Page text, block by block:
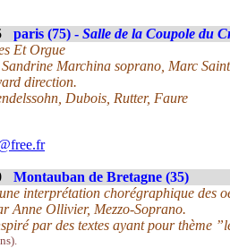
paris (75) - Salle de la Coupole du
Et Orgue
Marchina soprano, Marc
direction.
Dubois, Rutter, Faure
Montauban de Bretagne (35)
interprétation chorégraphique des
Anne Ollivier, Mezzo-Soprano.
par des textes ayant pour thème